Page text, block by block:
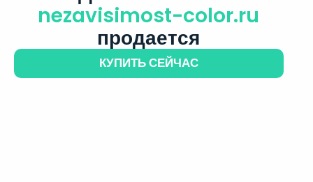
nezavisimost-color.ru
продается
КУПИТЬ СЕЙЧАС